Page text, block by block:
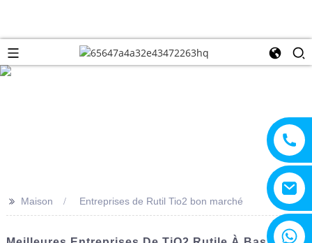
+8615805330828
>> Maison Entreprises de Rutil Tio2 bon marché